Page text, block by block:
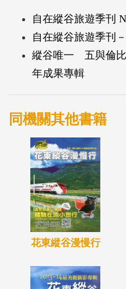
縱谷，進而愛上縱谷。
自在縱谷旅遊季刊
自在縱谷旅遊季刊
縱谷唯一 五與倫比
年成果專輯
同機關其他書籍
花東縱谷漫慢行